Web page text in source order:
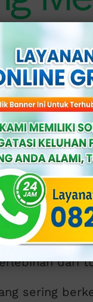
buang air
air putih
akan
adalah
dari
sering